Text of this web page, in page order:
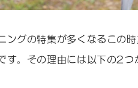
ングの特集が多くなるこの
す。その理由には以下の2つ